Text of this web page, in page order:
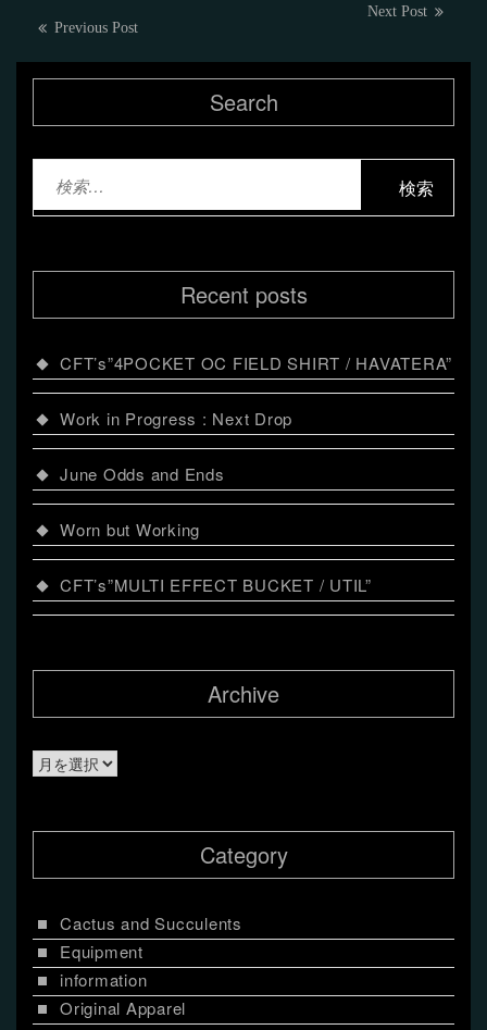
ナ
ビ
ゲ
ー
シ
ョ
Previous PostPrevious
Next PostNext
Search
Recent posts
CFT’s”4POCKET OC FIELD SHIRT / HAVATERA”
Work in Progress : Next Drop
June Odds and Ends
Worn but Working
CFT’s”MULTI EFFECT BUCKET / UTIL”
Archive
Archive
Category
Cactus and Succulents
Equipment
information
Original Apparel